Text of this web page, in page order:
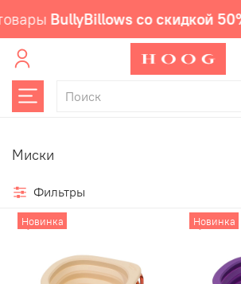
BullyBillows со скидкой 50%
Миски
Фильтры
Новинка Новинка